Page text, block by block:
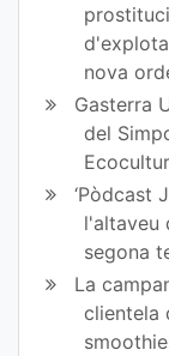
nova
Gasterra
del
‘Pòdcast
l'altaveu
segona
La
clientela